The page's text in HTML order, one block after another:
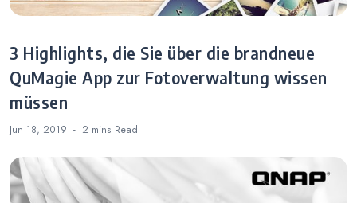
3 Highlights, die Sie über die brandneue
QuMagie App zur Fotoverwaltung wissen
müssen
Jun 18, 2019 2 mins Read